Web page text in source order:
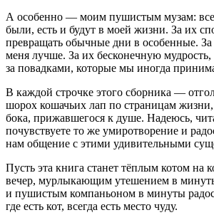
А особенно — моим пушистым музам:
были, есть и будут в моей жизни. За их
превращать обычные дни в особенные. За
меня лучше. За их бесконечную
за повадками, которые мы иногда
В каждой строчке этого сборника —
шорох кошачьих лап по страницам
бока, прижавшегося к душе. Надеюсь,
почувствуете то же умиротворение и
нам общение с этими удивительными
Пусть эта книга станет тёплым котом на
вечер, мурлыкающим утешением в
и пушистым компаньоном в минуты
где есть кот, всегда есть место чуду.